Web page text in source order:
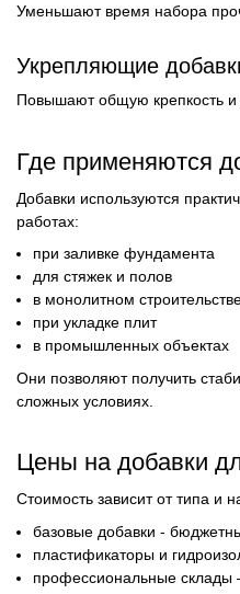
Уменьшают время набора
Укрепляющие
Повышают общую крепкость и
Где применяются
Добавки используются
работах:
при заливке фундамента
для стяжек и полов
в монолитном
при укладке плит
в промышленных объектах
Они позволяют получить
сложных условиях.
Цены на добавки
Стоимость зависит от типа и
базовые добавки -
пластификаторы и
профессиональные